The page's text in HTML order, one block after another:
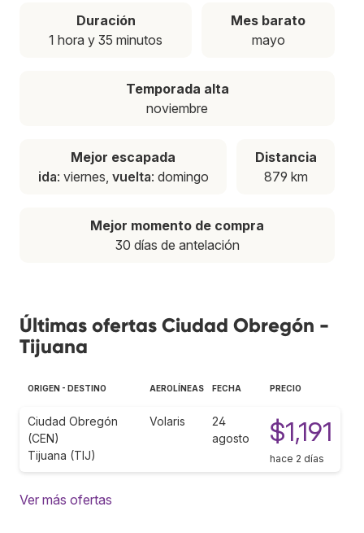
Duración
1 hora y 35 minutos
Mes barato
mayo
Temporada alta
noviembre
Mejor escapada
ida: viernes, vuelta: domingo
Distancia
879 km
Mejor momento de compra
30 días de antelación
Últimas ofertas Ciudad Obregón -
Tijuana
ORIGEN - DESTINO AEROLÍNEAS FECHA PRECIO
Ciudad Obregón
(CEN)
Tijuana (TIJ)
Volaris
24
agosto
$1,191
hace 2 días
Ver más ofertas